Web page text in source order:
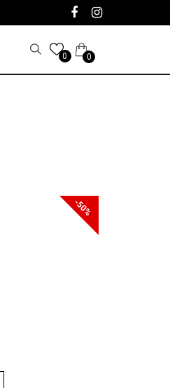
0 0
-50%